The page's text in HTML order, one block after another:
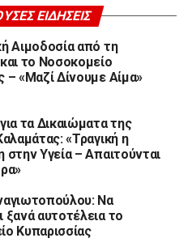
ΕΙΔΉΣΕΙΣ
Αιμοδοσία από τη
το Νοσοκομείο
– «Μαζί Δίνουμε Αίμα»
τα Δικαιώματα της
«Τραγική η
στην Υγεία – Απαιτούνται
Να
ξανά αυτοτέλεια το
Κυπαρισσίας